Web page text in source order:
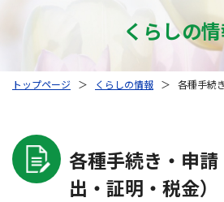
くらしの
トップページ ＞ くらしの情報 ＞ 各種手続
各種手続き・申
出・証明・税金）